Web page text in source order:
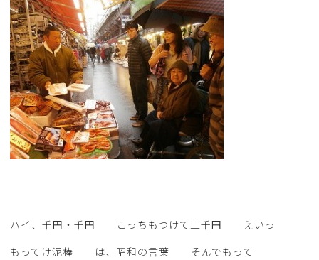
ハイ、千円・千円 こっちもつけて二千円 えいっ
もってけ泥棒 は、昭和の言葉 そんでもって